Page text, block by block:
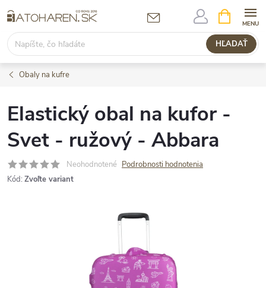
na
obsah
HĽADAŤ
KOŠÍK
Obaly na kufre
Elastický obal na kufor -
Svet - ružový - Abbara
Neohodnotené Podrobnosti hodnotenia
Kód: Zvoľte variant